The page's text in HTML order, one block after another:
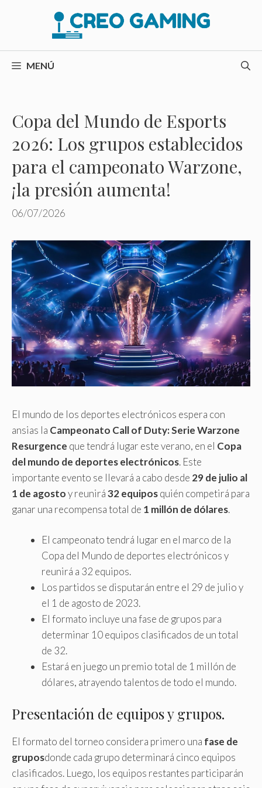
MENÚ
Copa del Mundo de Esports
2026: Los grupos establecidos
para el campeonato Warzone,
¡la presión aumenta!
06/07/2026
El mundo de los deportes electrónicos espera con
ansias la Campeonato Call of Duty: Serie Warzone
Resurgence que tendrá lugar este verano, en el Copa
del mundo de deportes electrónicos. Este
importante evento se llevará a cabo desde 29 de julio al
1 de agostoy reunirá32 equiposquién competirá para
ganar una recompensa total de 1 millón de dólares.
El campeonato tendrá lugar en el marco de la
Copa del Mundo de deportes electrónicos y
reunirá a 32 equipos.
Los partidos se disputarán entre el 29 de julio y
el 1 de agosto de 2023.
El formato incluye una fase de grupos para
determinar 10 equipos clasificados de un total
de 32.
Estará en juego un premio total de 1 millón de
dólares, atrayendo talentos de todo el mundo.
Presentación de equipos y grupos.
El formato del torneo considera primero una fase de
gruposdonde cada grupo determinará cinco equipos
clasificados. Luego, los equipos restantes participarán